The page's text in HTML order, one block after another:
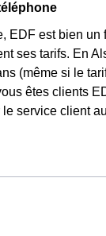
EDF est bien
ses tarifs. En
(même si le
êtes clients
service client